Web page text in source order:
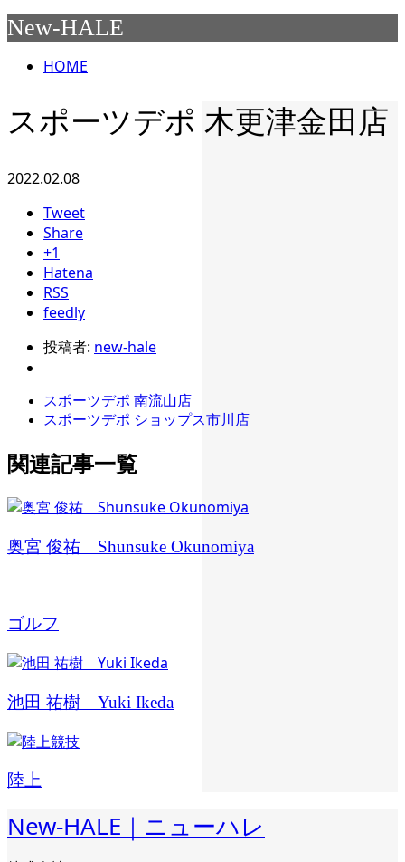
New-HALE
HOME
スポーツデポ 木更津金田店
2022.02.08
Tweet
Share
+1
Hatena
RSS
feedly
投稿者: new-hale
スポーツデポ 南流山店
スポーツデポ ショップス市川店
関連記事一覧
奥宮 俊祐 Shunsuke Okunomiya
ゴルフ
池田 祐樹 Yuki Ikeda
陸上
New-HALE｜ニューハレ